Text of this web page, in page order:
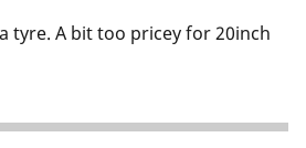
tyre. A bit too pricey for 20inch